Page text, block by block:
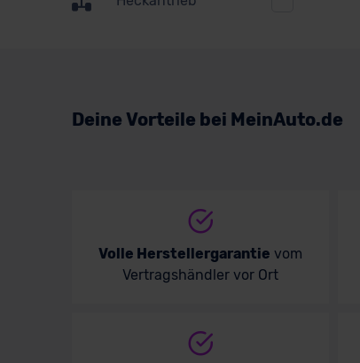
Volvo
Deine Vorteile bei MeinAuto.de
Volle Herstellergarantie vom
Vertragshändler vor Ort